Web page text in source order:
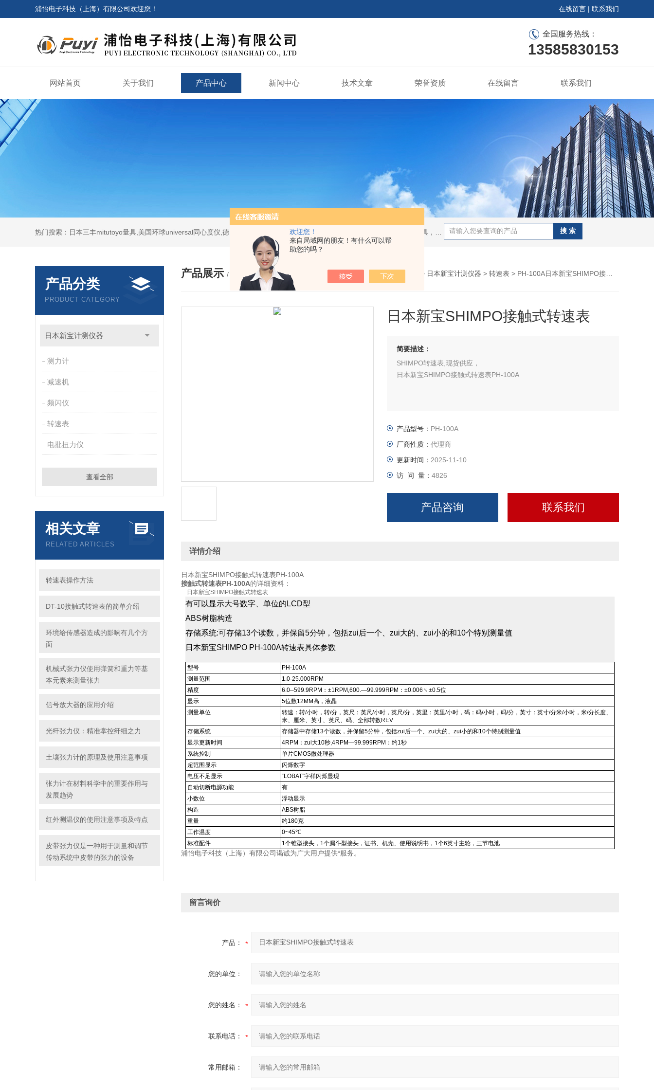
欢迎您！
来自局域网的朋友！有什么可以帮
助您的吗？
浦怡电子科技（上海）有限公司欢迎您！ 在线留言 | 联系我们
全国服务热线：
13585830153
网站首页 关于我们 产品中心 新闻中心 技术文章 荣誉资质 在线留言 联系我们
产品分类
PRODUCT CATEGORY
日本新宝计测仪器
测力计
减速机
频闪仪
转速表
电批扭力仪
查看全部
相关文章
RELATED ARTICLES
转速表操作方法
DT-10接触式转速表的简单介绍
环境给传感器造成的影响有几个方
面
机械式张力仪使用弹簧和重力等基
本元素来测量张力
信号放大器的应用介绍
光纤张力仪：精准掌控纤细之力
土壤张力计的原理及使用注意事项
张力计在材料科学中的重要作用与
发展趋势
红外测温仪的使用注意事项及特点
皮带张力仪是一种用于测量和调节
传动系统中皮带的张力的设备
产品展示 / PRODUCTS 您的位置： 网站首页>产品展示 > 日本新宝计测仪器 > 转速表 > PH-100A日本新宝SHIMPO接触式转速表
日本新宝SHIMPO接触式转速表
简要描述：
SHIMPO转速表,现货供应，
日本新宝SHIMPO接触式转速表PH-100A
产品型号： PH-100A
厂商性质： 代理商
更新时间： 2025-11-10
访 问 量： 4826
产品咨询 联系我们
详情介绍
日本新宝SHIMPO接触式转速表PH-100A
接触式转速表PH-100A的详细资料：
日本新宝SHIMPO接触式转速表
有可以显示大号数字、单位的LCD型
ABS树脂构造
存储系统:可存储13个读数，并保留5分钟，包括zui后一个、zui大的、zui小的和10个特别测量值
日本新宝SHIMPO PH-100A转速表具体参数
型号
PH-100A
测量范围
1.0-25.000RPM
精度
6.0--599.9RPM ： ±1RPM,600.—99.999RPM ： ±0.006 ﹪ ±0.5位
显示
5位数12MM高 ，液晶
测量单位
转速：转/小时，转/分，英尺：英尺/小时，英尺/分，英里：英里/小时，码：码/小时，码/分，英寸：英寸/分米/小时，米/分长度、
米、厘米、英寸、英尺、码、全部转数REV
存储系统
存储器中存储13个读数，并保留5分钟，包括zui后一个、zui大的、zui小的和10个特别测量值
显示更新时间
4RPM ：zui大10秒,4RPM—99.999RPM ：约1秒
系统控制
单片CMOS微处理器
超范围显示
闪烁数字
电压不足显示
“LOBAT”字样闪烁显现
自动切断电源功能
有
小数位
浮动显示
构造
ABS树脂
重量
约180克
工作温度
0~45℃
标准配件
1个锥型接头， 1个漏斗型接头，证书、机壳、使用说明书， 1个6英寸主轮，三节电池
浦怡电子科技（上海）有限公司谒诚为广大用户提供*服务。
留言询价
产品：
您的单位：
您的姓名：
联系电话：
常用邮箱：